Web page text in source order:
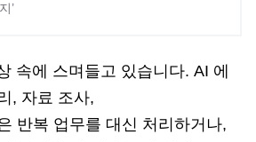
’
속에 스며들고 있습니다. AI 에
, 자료 조사,
반복 업무를 대신 처리하거나,